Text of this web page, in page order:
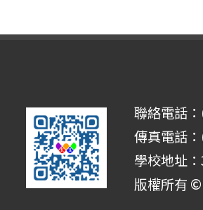
聯絡電話
傳真電話
學校地址
版權所有